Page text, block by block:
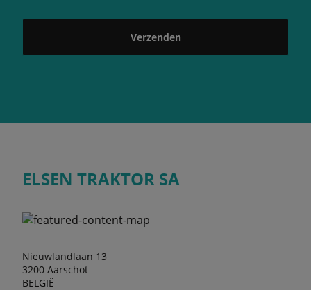
Verzenden
ELSEN TRAKTOR SA
Nieuwlandlaan 13
3200 Aarschot
BELGIË